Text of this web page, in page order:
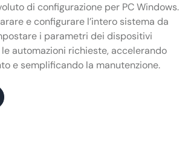
di configurazione per PC Windows.
e configurare l’intero sistema da
i parametri dei dispositivi
automazioni richieste, accelerando
e semplificando la manutenzione.